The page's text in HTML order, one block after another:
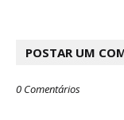
POSTAR UM
0 Comentários